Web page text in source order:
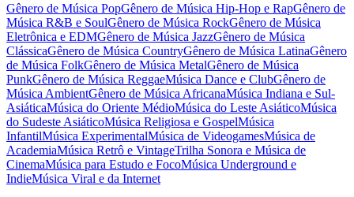
Gênero de Música PopGênero de Música Hip-Hop e RapGênero de
Música R&B e SoulGênero de Música RockGênero de Música
Eletrônica e EDMGênero de Música JazzGênero de Música
ClássicaGênero de Música CountryGênero de Música LatinaGênero
de Música FolkGênero de Música MetalGênero de Música
PunkGênero de Música ReggaeMúsica Dance e ClubGênero de
Música AmbientGênero de Música AfricanaMúsica Indiana e Sul-
AsiáticaMúsica do Oriente MédioMúsica do Leste AsiáticoMúsica
do Sudeste AsiáticoMúsica Religiosa e GospelMúsica
InfantilMúsica ExperimentalMúsica de VideogamesMúsica de
AcademiaMúsica Retrô e VintageTrilha Sonora e Música de
CinemaMúsica para Estudo e FocoMúsica Underground e
IndieMúsica Viral e da Internet